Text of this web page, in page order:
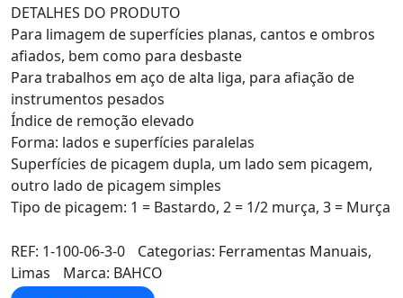
DETALHES DO PRODUTO
Para limagem de superfícies planas, cantos e ombros
afiados, bem como para desbaste
Para trabalhos em aço de alta liga, para afiação de
instrumentos pesados
Índice de remoção elevado
Forma: lados e superfícies paralelas
Superfícies de picagem dupla, um lado sem picagem,
outro lado de picagem simples
Tipo de picagem: 1 = Bastardo, 2 = 1/2 murça, 3 = Murça
REF: 1-100-06-3-0 Categorias: Ferramentas Manuais,
Limas
Marca: BAHCO